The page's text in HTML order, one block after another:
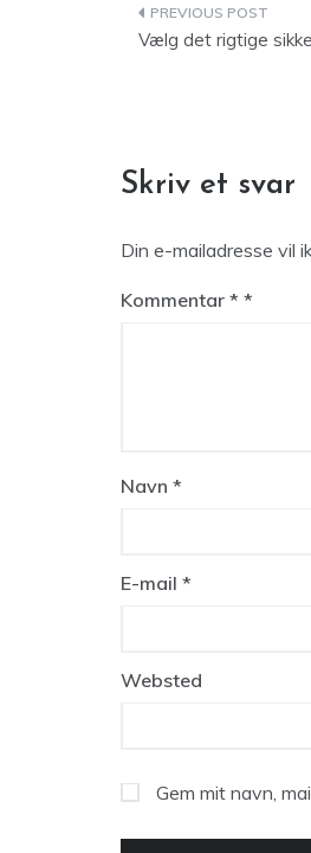
Vælg det rigtige
Skriv et svar
Din e-mailadresse vil
Kommentar *
Navn *
E-mail *
Websted
Gem mit navn,